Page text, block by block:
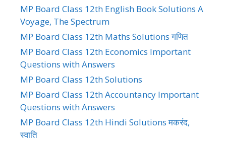
MP Board Class 12th English Book Solutions A
Voyage, The Spectrum
MP Board Class 12th Maths Solutions गणित
MP Board Class 12th Economics Important
Questions with Answers
MP Board Class 12th Solutions
MP Board Class 12th Accountancy Important
Questions with Answers
MP Board Class 12th Hindi Solutions मकरंद,
स्वाति